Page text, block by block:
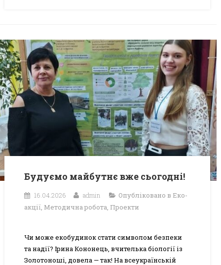
Будуємо майбутнє вже сьогодні!
16.04.2026 admin Опубліковано в Еко-
акції, Методична робота, Проекти
Чи може екобудинок стати символом безпеки
та надії? Ірина Кононець, вчителька біології із
Золотоноші, довела — так! На всеукраїнській